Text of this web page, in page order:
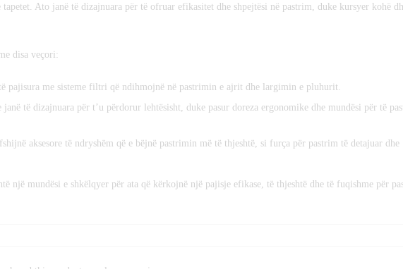
Ato janë të dizajnuara për të ofruar efikasitet dhe shpejtësi në pastrim, duke kursyer kohë
disa veçori:
pajisura me sisteme filtri që ndihmojnë në pastrimin e ajrit dhe largimin e pluhurit.
janë të dizajnuara për t’u përdorur lehtësisht, duke pasur doreza ergonomike dhe mundësi për të
aksesore të ndryshëm që e bëjnë pastrimin më të thjeshtë, si furça për pastrim të detajuar dhe
një mundësi e shkëlqyer për ata që kërkojnë një pajisje efikase, të thjeshtë dhe të fuqishme për